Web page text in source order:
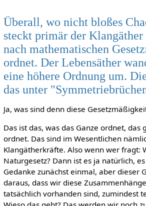
Überall, wo nicht bloßes
steckt primär der Klangäther
nach mathematischen
ordnet. Der Lebensäther
eine höhere Ordnung um.
das unter
Ja, was sind denn diese
Das ist das, was das Ganze ordnet, das
ordnet. Das sind im Wesentlichen
Klangätherkräfte. Also wenn wer fragt:
Naturgesetz? Dann ist es ja natürlich,
Gedanke zunächst einmal, aber dieser
daraus, dass wir diese
tatsächlich vorhanden sind, zumindest